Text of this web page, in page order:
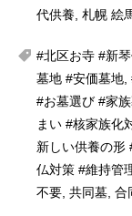
代供養 札幌 絵
#北区お寺 #新
墓地 #安価墓地
#お墓選び #家
まい #核家族化
新しい供養の形
仏対策 #維持管
不要 共同墓 合